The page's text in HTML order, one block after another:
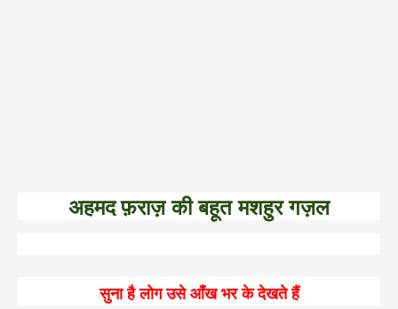
अहमद फ़राज़ की बहूत मशहुर गज़ल
सुना है लोग उसे आँख भर के देखते हैं